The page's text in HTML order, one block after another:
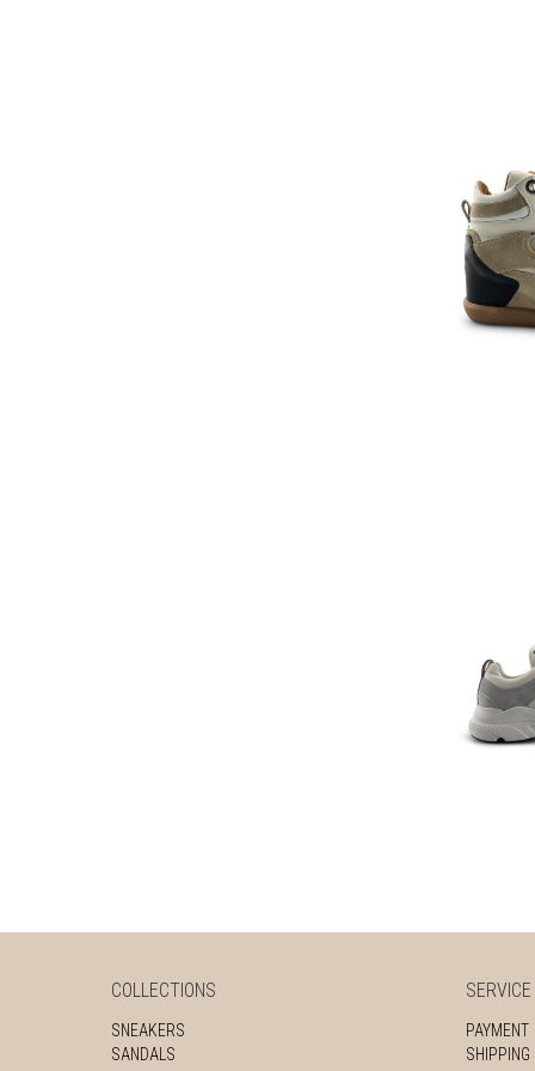
COLLECTIONS
SNEAKERS
SANDALS
SERVICE
PAYMENT
SHIPPING